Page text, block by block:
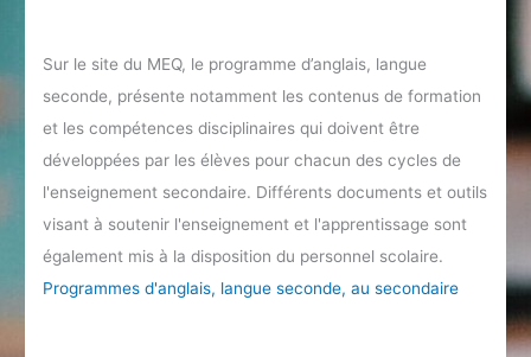
Sur le site du MEQ, le programme d’anglais, langue
seconde, présente notamment les contenus de formation
et les compétences disciplinaires qui doivent être
développées par les élèves pour chacun des cycles de
l'enseignement secondaire. Différents documents et outils
visant à soutenir l'enseignement et l'apprentissage sont
également mis à la disposition du personnel scolaire.
Programmes d'anglais, langue seconde, au secondaire